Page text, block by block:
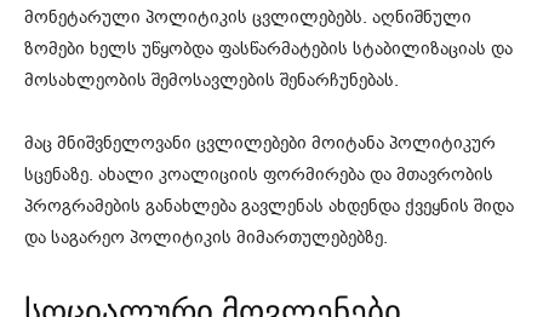
მონეტარული პოლიტიკის ცვლილებებს. აღნიშნული
ზომები ხელს უწყობდა ფასწარმატების სტაბილიზაციას და
მოსახლეობის შემოსავლების შენარჩუნებას.
მაც მნიშვნელოვანი ცვლილებები მოიტანა პოლიტიკურ
სცენაზე. ახალი კოალიციის ფორმირება და მთავრობის
პროგრამების განახლება გავლენას ახდენდა ქვეყნის შიდა
და საგარეო პოლიტიკის მიმართულებებზე.